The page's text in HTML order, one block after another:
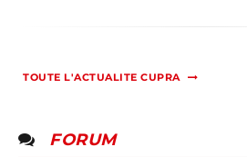
TOUTE L'ACTUALITE CUPRA
FORUM